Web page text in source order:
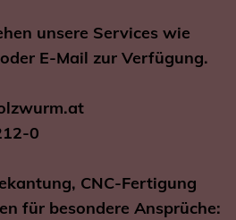
unsere Services wie
E-Mail zur Verfügung.
0
CNC-Fertigung
für besondere Ansprüche: